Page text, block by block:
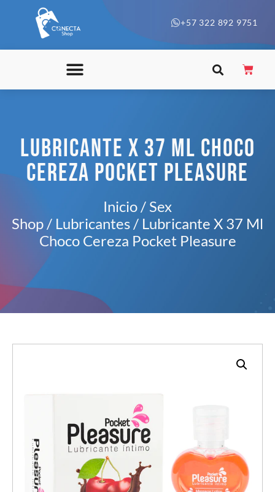
+57 322 892 9751
LUBRICANTE X 37 ML CHOCO
CEREZA POCKET PLEASURE
Inicio / Sex
Shop/ Lubricantes / Lubricante X 37 Ml
Choco Cereza Pocket Pleasure